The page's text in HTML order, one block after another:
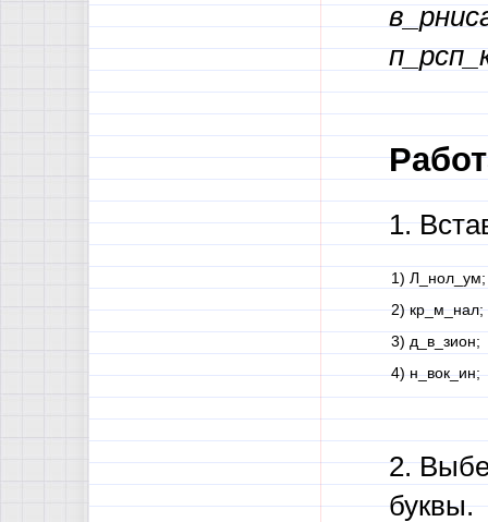
1.
1) Л_нол_ум;
2) кр_м_нал;
3) д_в_зион;
4) н_вок_ин;
2.
буквы.